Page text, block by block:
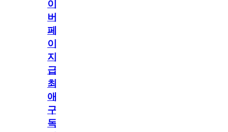
이
버
페
이
지
급!
최
애
구
독